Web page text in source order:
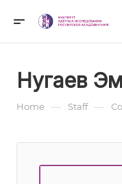
Нугаев
Home — Staff —